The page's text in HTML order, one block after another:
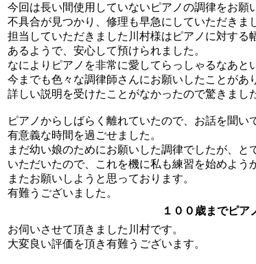
今回は長い間使用していないピアノの調律をお願
不具合が見つかり、修理も早急にしていただきま
担当していただきました川村様はピアノに対する
あるようで、安心して預けられました。
なによりピアノを非常に愛してらっしゃるなあと
今までも色々な調律師さんにお願いしたことがあ
詳しい説明を受けたことがなかったので驚きまし
ピアノからしばらく離れていたので、お話を聞い
有意義な時間を過ごせました。
まだ幼い娘のためにお願いした調律でしたが、と
いただいたので、これを機に私も練習を始めよう
またお願いしようと思っております。
有難うございました。
１００歳までピア
お伺いさせて頂きました川村です。
大変良い評価を頂き有難うございます。